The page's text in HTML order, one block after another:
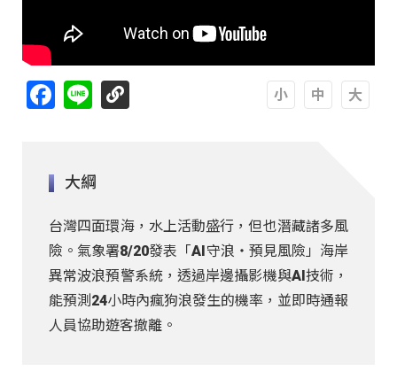
Facebook
Line
大綱
台灣四面環海，水上活動盛行，但也潛藏諸多風
險。氣象署8/20發表「AI守浪‧預見風險」海岸
異常波浪預警系統，透過岸邊攝影機與AI技術，
能預測24小時內瘋狗浪發生的機率，並即時通報
人員協助遊客撤離。